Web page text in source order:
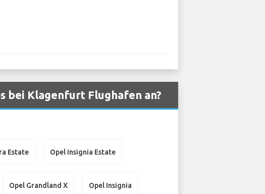
bei Klagenfurt Flughafen an?
Estate Opel Insignia Estate
Opel Grandland X Opel Insignia